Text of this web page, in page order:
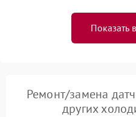
Показать
Ремонт/замена
других